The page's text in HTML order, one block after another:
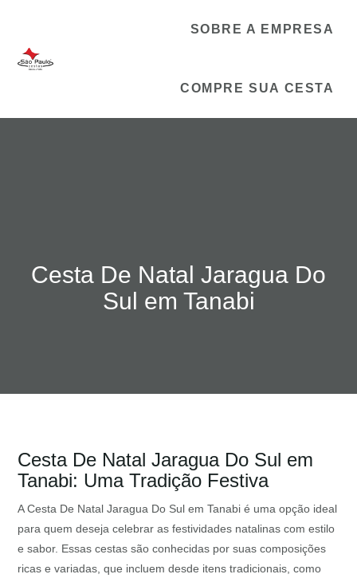
SOBRE A EMPRESA
COMPRE SUA CESTA
Cesta De Natal Jaragua Do
Sul em Tanabi
Cesta De Natal Jaragua Do Sul em
Tanabi: Uma Tradição Festiva
A Cesta De Natal Jaragua Do Sul em Tanabi é uma opção ideal
para quem deseja celebrar as festividades natalinas com estilo
e sabor. Essas cestas são conhecidas por suas composições
ricas e variadas, que incluem desde itens tradicionais, como